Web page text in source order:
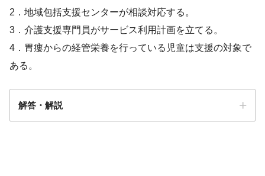
2．地域包括支援センターが相談対応する。
3．介護支援専門員がサービス利用計画を立てる。
4．胃瘻からの経管栄養を行っている児童は支援の対象で
ある。
解答・解説